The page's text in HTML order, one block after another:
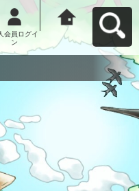
会員ログイ
ン
大府市民活動支
援サイト コラビ
アへ戻る